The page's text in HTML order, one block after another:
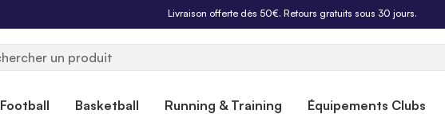
Livraison offerte dès 50€. Retours gratuits sous 30 jours.
Football Basketball Running & Training Équipements Clubs